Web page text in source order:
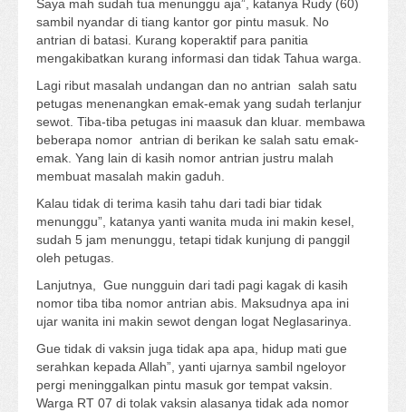
Saya mah sudah tua menunggu aja”, katanya Rudy (60)
sambil nyandar di tiang kantor gor pintu masuk. No
antrian di batasi. Kurang koperaktif para panitia
mengakibatkan kurang informasi dan tidak Tahua warga.
Lagi ribut masalah undangan dan no antrian salah satu
petugas menenangkan emak-emak yang sudah terlanjur
sewot. Tiba-tiba petugas ini maasuk dan kluar. membawa
beberapa nomor antrian di berikan ke salah satu emak-
emak. Yang lain di kasih nomor antrian justru malah
membuat masalah makin gaduh.
Kalau tidak di terima kasih tahu dari tadi biar tidak
menunggu”, katanya yanti wanita muda ini makin kesel,
sudah 5 jam menunggu, tetapi tidak kunjung di panggil
oleh petugas.
Lanjutnya, Gue nungguin dari tadi pagi kagak di kasih
nomor tiba tiba nomor antrian abis. Maksudnya apa ini
ujar wanita ini makin sewot dengan logat Neglasarinya.
Gue tidak di vaksin juga tidak apa apa, hidup mati gue
serahkan kepada Allah”, yanti ujarnya sambil ngeloyor
pergi meninggalkan pintu masuk gor tempat vaksin.
Warga RT 07 di tolak vaksin alasanya tidak ada nomor